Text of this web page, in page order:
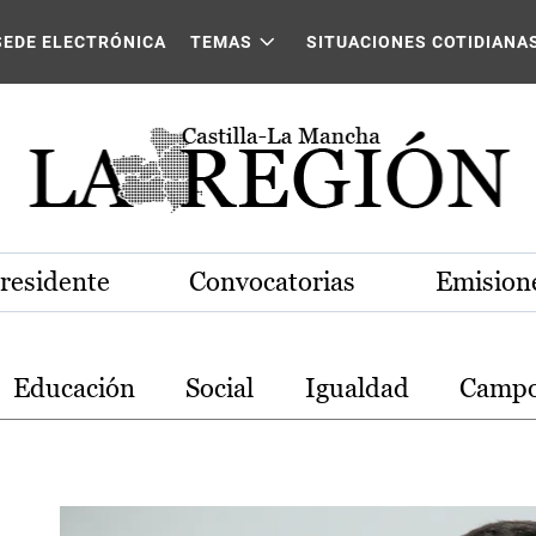
La Mancha
ELECTRÓNICA TEMAS SITUACIONES
Convocatorias
Educación Social Igualdad